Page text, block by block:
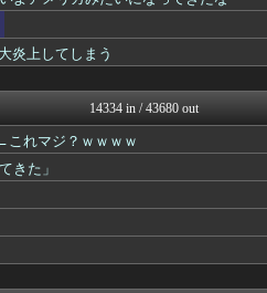
WorldFootball...
原神速報 | GENSHI...
アルファルファモザイク＠ネ...
みんな知ってた？【海外の反...
修羅場ハザード -復讐・D...
漫画まとめ速報
なんじぇいスタジアム＠なん...
ゲーム魔人
炎上してしまう
14334 in / 43680 out
これマジ？ｗｗｗｗ
きた」